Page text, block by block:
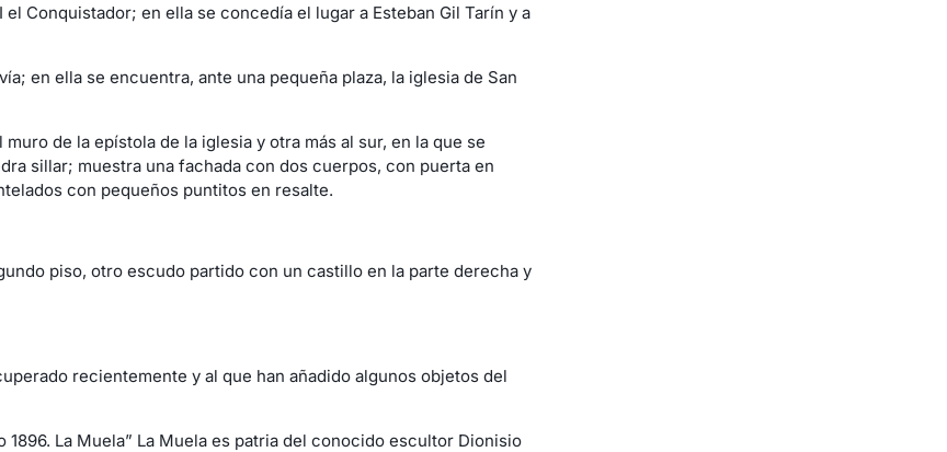
Conquistador; en ella se concedía el lugar a Esteban Gil Tarín y a
en ella se encuentra, ante una pequeña plaza, la iglesia de San
de la epístola de la iglesia y otra más al sur, en la que se
sillar; muestra una fachada con dos cuerpos, con puerta en
con pequeños puntitos en resalte.
piso, otro escudo partido con un castillo en la parte derecha y
recientemente y al que han añadido algunos objetos del
La Muela” La Muela es patria del conocido escultor Dionisio